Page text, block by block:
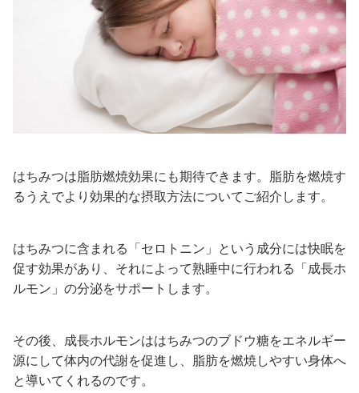
はちみつは脂肪燃焼効果にも期待できます。脂肪を燃焼す
るうえでより効果的な摂取方法についてご紹介します。
はちみつに含まれる「セロトニン」という成分には快眠を
促す効果があり、それによって熟睡中に行われる「成長ホ
ルモン」の分泌をサポートします。
その後、成長ホルモンははちみつのブドウ糖をエネルギー
源にして体内の代謝を促進し、脂肪を燃焼しやすい身体へ
と導いてくれるのです。